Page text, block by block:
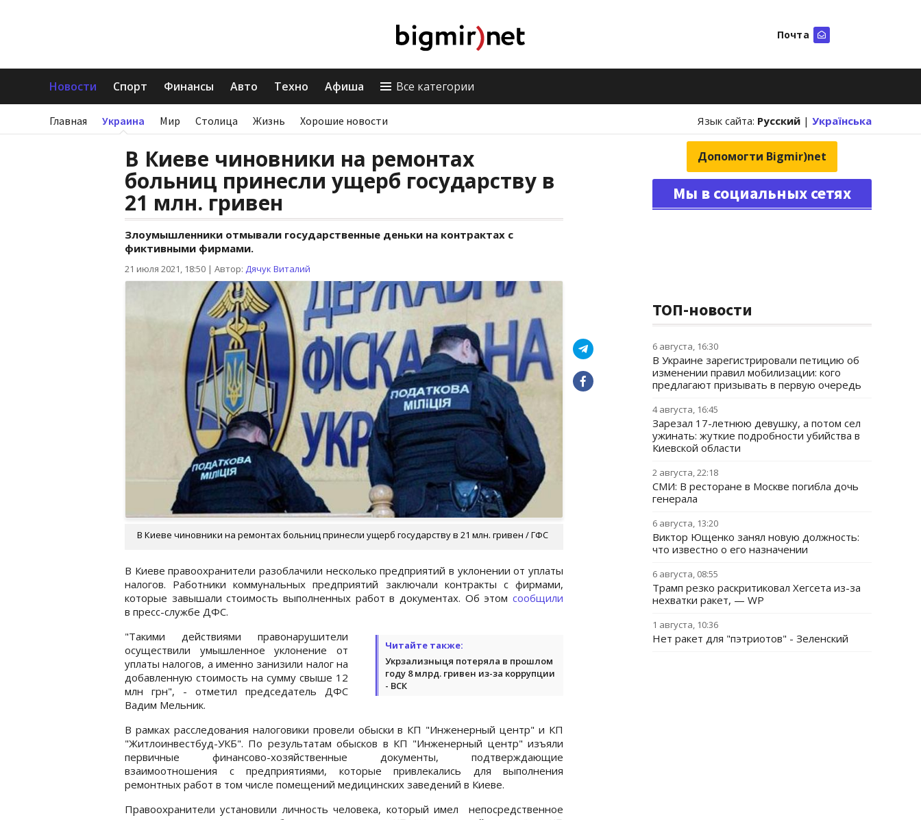
Почта
Новости Спорт Финансы Авто Техно Афиша Все категории
Главная Украина Мир Столица Жизнь Хорошие новости Язык сайта: Русский | Українська
В Киеве чиновники на ремонтах
больниц принесли ущерб государству в
21 млн. гривен
Злоумышленники отмывали государственные деньки на контрактах с
фиктивными фирмами.
21 июля 2021, 18:50 | Автор: Дячук Виталий
В Киеве чиновники на ремонтах больниц принесли ущерб государству в 21 млн. гривен / ГФС
В Киеве правоохранители разоблачили несколько предприятий в уклонении от уплаты
налогов. Работники коммунальных предприятий заключали контракты с фирмами,
которые завышали стоимость выполненных работ в документах. Об этом сообщили
в пресс-службе ДФС.
Читайте также:
Укрзализныця потеряла в прошлом
году 8 млрд. гривен из-за коррупции
- ВСК
"Такими действиями правонарушители
осуществили умышленное уклонение от
уплаты налогов, а именно занизили налог на
добавленную стоимость на сумму свыше 12
млн грн", - отметил председатель ДФС
Вадим Мельник.
В рамках расследования налоговики провели обыски в КП "Инженерный центр" и КП
"Житлоинвестбуд-УКБ". По результатам обысков в КП "Инженерный центр" изъяли
первичные финансово-хозяйственные документы, подтверждающие
взаимоотношения с предприятиями, которые привлекались для выполнения
ремонтных работ в том числе помещений медицинских заведений в Киеве.
Правоохранители установили личность человека, который имел непосредственное
Допомогти Bigmir)net
Мы в социальных сетях
ТОП-новости
6 августа, 16:30
В Украине зарегистрировали петицию об
изменении правил мобилизации: кого
предлагают призывать в первую очередь
4 августа, 16:45
Зарезал 17-летнюю девушку, а потом сел
ужинать: жуткие подробности убийства в
Киевской области
2 августа, 22:18
СМИ: В ресторане в Москве погибла дочь
генерала
6 августа, 13:20
Виктор Ющенко занял новую должность:
что известно о его назначении
6 августа, 08:55
Трамп резко раскритиковал Хегсета из-за
нехватки ракет, — WP
1 августа, 10:36
Нет ракет для "пэтриотов" - Зеленский